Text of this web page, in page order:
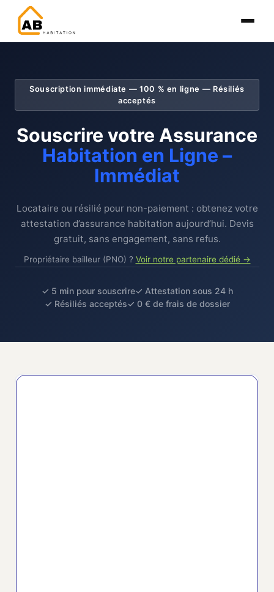
Souscription immédiate — 100 % en ligne — Résiliés
acceptés
Souscrire votre Assurance
Habitation en Ligne –
Immédiat
Locataire ou résilié pour non-paiement : obtenez votre
attestation d’assurance habitation aujourd’hui. Devis
gratuit, sans engagement, sans refus.
Propriétaire bailleur (PNO) ? Voir notre partenaire dédié →
✓ 5 min pour souscrire✓ Attestation sous 24 h
✓ Résiliés acceptés✓ 0 € de frais de dossier